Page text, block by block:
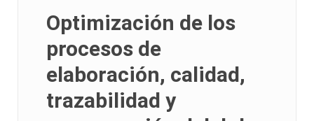
Optimización de los
procesos de
elaboración, calidad,
trazabilidad y